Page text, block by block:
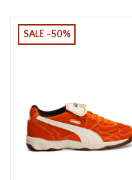
SALE -50%